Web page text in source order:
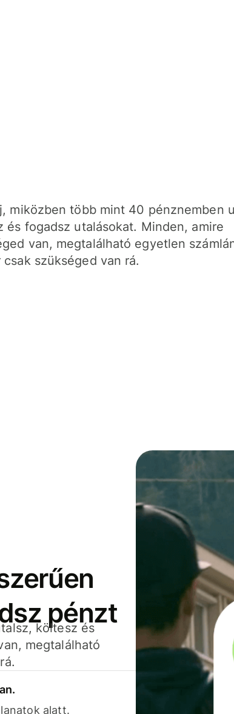
miközben több mint 40 pénznemben
és fogadsz utalásokat. Minden, amire
van, megtalálható egyetlen
csak szükséged van rá.
pénzt
költesz és
megtalálható
alatt.